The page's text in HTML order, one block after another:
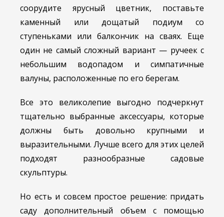
соорудите ярусный цветник, поставьте
каменный или дощатый подиум со
ступеньками или балкончик на сваях. Еще
один не самый сложный вариант — ручеек с
небольшим водопадом и симпатичные
валуны, расположенные по его берегам.
Все это великолепие выгодно подчеркнут
тщательно выбранные аксессуары, которые
должны быть довольно крупными и
выразительными. Лучше всего для этих целей
подходят разнообразные садовые
скульптуры.
Но есть и совсем простое решение: придать
саду дополнительный объем с помощью